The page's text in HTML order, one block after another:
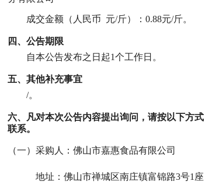
成交金额（人民币 元/斤）：0.88元/斤。
四、公告期限
自本公告发布之日起1个工作日。
五、其他补充事宜
/。
六、凡对本次公告内容提出询问，请按以下方式
联系。
（一）采购人：佛山市嘉惠食品有限公司
地址：佛山市禅城区南庄镇富锦路3号1座